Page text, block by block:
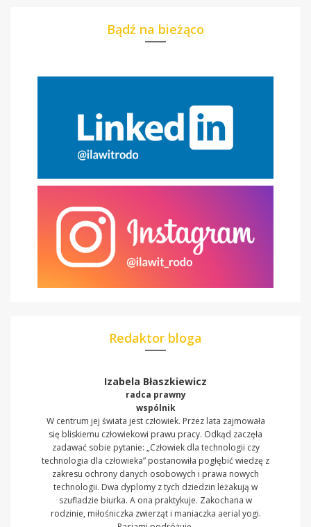
Bądź na bieżąco
Redaktor bloga
Izabela Błaszkiewicz
radca prawny
wspólnik
W centrum jej świata jest człowiek. Przez lata zajmowała
się bliskiemu człowiekowi prawu pracy. Odkąd zaczęła
zadawać sobie pytanie: „Człowiek dla technologii czy
technologia dla człowieka” postanowiła pogłębić wiedzę z
zakresu ochrony danych osobowych i prawa nowych
technologii. Dwa dyplomy z tych dziedzin leżakują w
szufladzie biurka. A ona praktykuje. Zakochana w
rodzinie, miłośniczka zwierząt i maniaczka aerial yogi.